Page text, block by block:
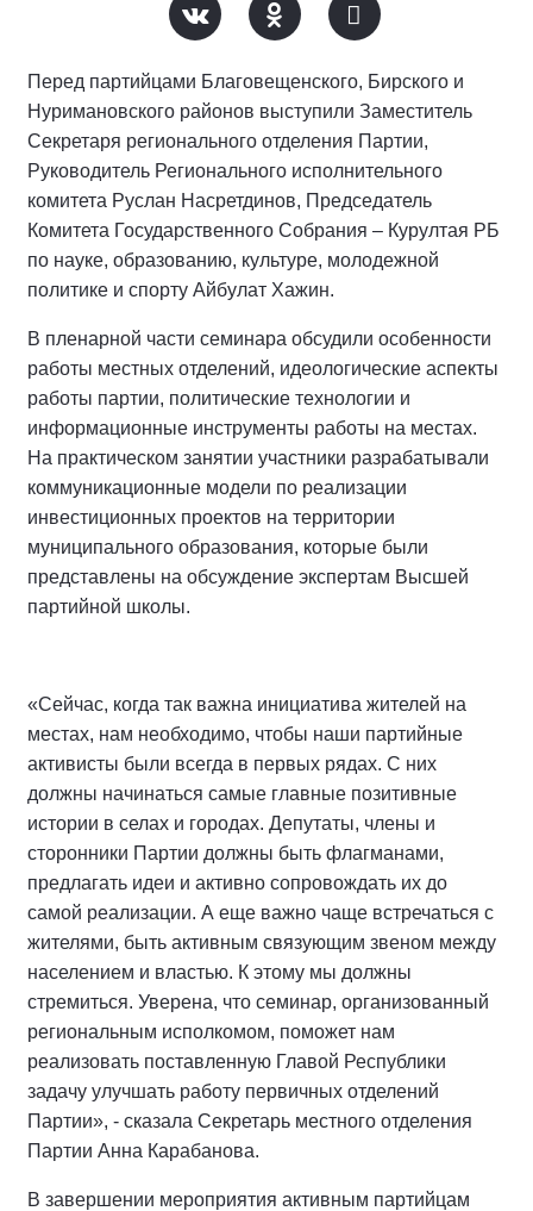
Перед партийцами Благовещенского, Бирского и
Нуримановского районов выступили Заместитель
Секретаря регионального отделения Партии,
Руководитель Регионального исполнительного
комитета Руслан Насретдинов, Председатель
Комитета Государственного Собрания – Курултая РБ
по науке, образованию, культуре, молодежной
политике и спорту Айбулат Хажин.
В пленарной части семинара обсудили особенности
работы местных отделений, идеологические аспекты
работы партии, политические технологии и
информационные инструменты работы на местах.
На практическом занятии участники разрабатывали
коммуникационные модели по реализации
инвестиционных проектов на территории
муниципального образования, которые были
представлены на обсуждение экспертам Высшей
партийной школы.
«Сейчас, когда так важна инициатива жителей на
местах, нам необходимо, чтобы наши партийные
активисты были всегда в первых рядах. С них
должны начинаться самые главные позитивные
истории в селах и городах. Депутаты, члены и
сторонники Партии должны быть флагманами,
предлагать идеи и активно сопровождать их до
самой реализации. А еще важно чаще встречаться с
жителями, быть активным связующим звеном между
населением и властью. К этому мы должны
стремиться. Уверена, что семинар, организованный
региональным исполкомом, поможет нам
реализовать поставленную Главой Республики
задачу улучшать работу первичных отделений
Партии», - сказала Секретарь местного отделения
Партии Анна Карабанова.
В завершении мероприятия активным партийцам